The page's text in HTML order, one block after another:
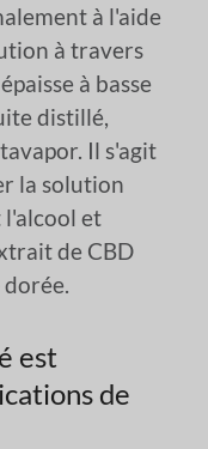
à l'aide
à travers
à basse
distillé,
Il s'agit
la solution
l'alcool et
de CBD
est
de